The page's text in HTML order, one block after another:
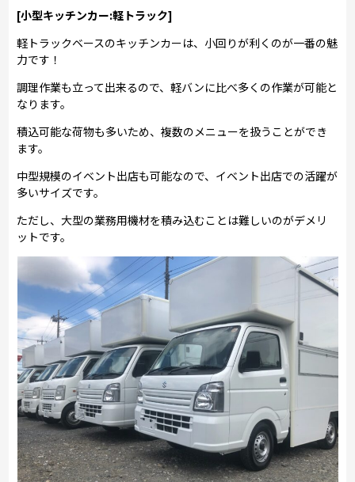
[小型キッチンカー:軽トラック]
軽トラックベースのキッチンカーは、小回りが利くのが一番の魅
力です！
調理作業も立って出来るので、軽バンに比べ多くの作業が可能と
なります。
積込可能な荷物も多いため、複数のメニューを扱うことができ
ます。
中型規模のイベント出店も可能なので、イベント出店での活躍が
多いサイズです。
ただし、大型の業務用機材を積み込むことは難しいのがデメリ
ットです。